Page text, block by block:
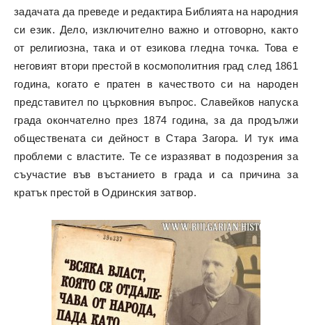
задачата да преведе и редактира Библията на народния
си език. Дело, изключително важно и отговорно, както
от религиозна, така и от езикова гледна точка. Това е
неговият втори престой в космополитния град след 1861
година, когато е пратен в качеството си на народен
представител по църковния въпрос. Славейков напуска
града окончателно през 1874 година, за да продължи
обществената си дейност в Стара Загора. И тук има
проблеми с властите. Те се изразяват в подозрения за
съучастие във въстанието в града и са причина за
кратък престой в Одринския затвор.